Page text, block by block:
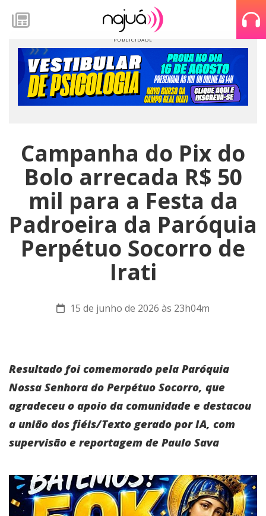
Campanha do Pix do
Bolo arrecada R$ 50
mil para a Festa da
Padroeira da Paróquia
Perpétuo Socorro de
Irati
15 de junho de 2026 às 23h04m
Resultado foi comemorado pela Paróquia
Nossa Senhora do Perpétuo Socorro, que
agradeceu o apoio da comunidade e destacou
a união dos fiéis/Texto gerado por IA, com
supervisão e reportagem de Paulo Sava